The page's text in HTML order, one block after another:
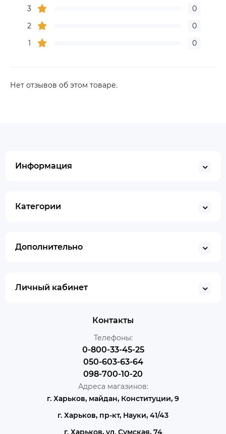
3
0
2
0
1
0
Нет отзывов об этом товаре.
Информация
Категории
Дополнительно
Личный кабинет
Контакты
Телефоны:
0-800-33-45-25
050-603-63-64
098-700-10-20
Адреса магазинов:
г. Харьков, майдан, Конституции, 9
г. Харьков, пр-кт, Науки, 41/43